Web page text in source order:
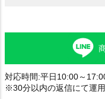
対応時間:平日10:00～
※30分以内の返信にて運用